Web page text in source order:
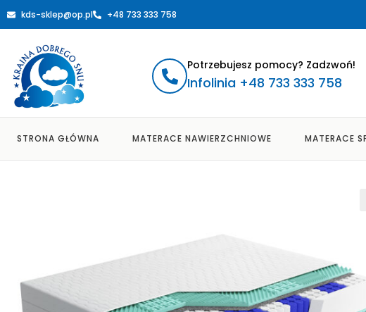
kds-sklep@op.pl +48 733 333 758
Potrzebujesz pomocy? Zadzwoń!
Infolinia +48 733 333 758
STRONA GŁÓWNA MATERACE NAWIERZCHNIOWE MATERACE